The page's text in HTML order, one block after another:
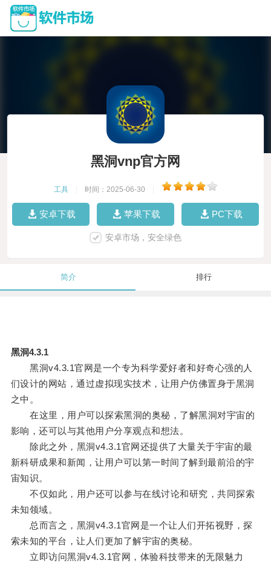
黑洞vnp官方网
工具 时间：2025-06-30
安卓下载 苹果下载 PC下载
安卓市场，安全绿色
简介 排行
黑洞4.3.1
黑洞v4.3.1官网是一个专为科学爱好者和好奇心强的人
们设计的网站，通过虚拟现实技术，让用户仿佛置身于黑洞
之中。
在这里，用户可以探索黑洞的奥秘，了解黑洞对宇宙的
影响，还可以与其他用户分享观点和想法。
除此之外，黑洞v4.3.1官网还提供了大量关于宇宙的最
新科研成果和新闻，让用户可以第一时间了解到最前沿的宇
宙知识。
不仅如此，用户还可以参与在线讨论和研究，共同探索
未知领域。
总而言之，黑洞v4.3.1官网是一个让人们开拓视野，探
索未知的平台，让人们更加了解宇宙的奥秘。
立即访问黑洞v4.3.1官网，体验科技带来的无限魅力